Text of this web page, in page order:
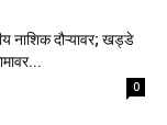
नाशिक दौऱ्यावर; खड्डे
0